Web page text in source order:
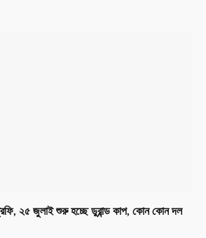
২৫ জুলাই শুরু হচ্ছে ডুরান্ড কাপ, কোন কোন দল